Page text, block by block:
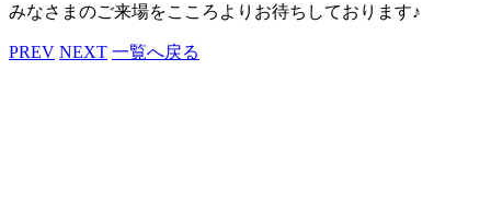
みなさまのご来場をこころよりお待ちしております♪
PREV NEXT 一覧へ戻る